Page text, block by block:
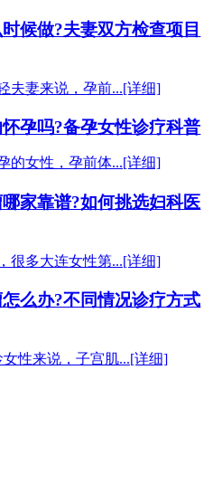
候做?夫妻双方检查项目
夫妻来说，孕前...[详细]
孕吗?备孕女性诊疗科普
的女性，孕前体...[详细]
家靠谱?如何挑选妇科医
很多大连女性第...[详细]
么办?不同情况诊疗方式
女性来说，子宫肌...[详细]